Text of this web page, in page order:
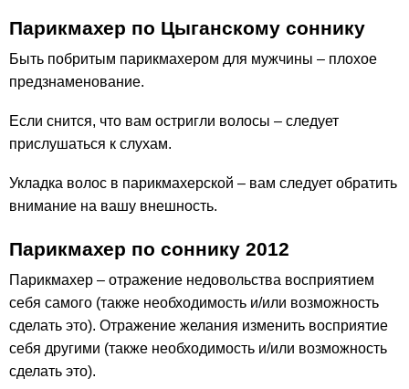
Парикмахер по Цыганскому соннику
Быть побритым парикмахером для мужчины – плохое
предзнаменование.
Если снится, что вам остригли волосы – следует
прислушаться к слухам.
Укладка волос в парикмахерской – вам следует обратить
внимание на вашу внешность.
Парикмахер по соннику 2012
Парикмахер – отражение недовольства восприятием
себя самого (также необходимость и/или возможность
сделать это). Отражение желания изменить восприятие
себя другими (также необходимость и/или возможность
сделать это).